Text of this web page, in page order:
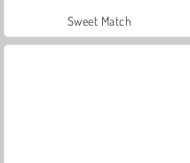
Sweet Match